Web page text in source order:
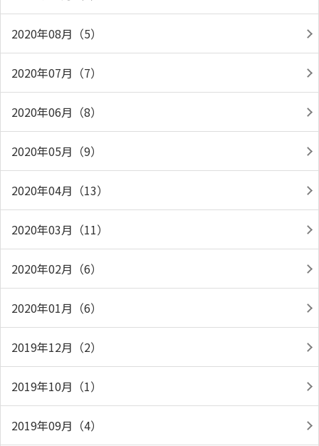
2020年08月（5）
2020年07月（7）
2020年06月（8）
2020年05月（9）
2020年04月（13）
2020年03月（11）
2020年02月（6）
2020年01月（6）
2019年12月（2）
2019年10月（1）
2019年09月（4）